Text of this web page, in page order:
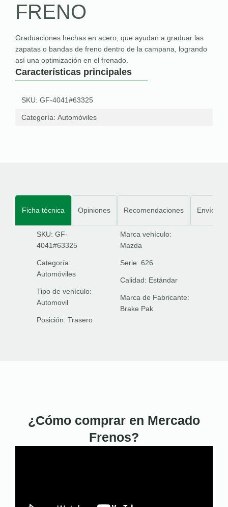
FRENO
Graduaciones hechas en acero, que ayudan a graduar las
zapatas o bandas de freno dentro de la campana, logrando
así una optimización en el frenado.
Características principales
SKU: GF-4041#63325
Categoría: Automóviles
Ficha técnica Opiniones Recomendaciones Envíos
SKU: GF-
4041#63325
Categoría:
Automóviles
Tipo de vehículo:
Automovil
Posición: Trasero
Marca vehículo:
Mazda
Serie: 626
Calidad: Estándar
Marca de Fabricante:
Brake Pak
¿Cómo comprar en Mercado
Frenos?